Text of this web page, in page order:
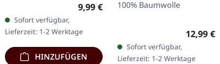
Erstauflage als DigiPak!
Kristian "Kohle"
Kohlmannslehner,…
Regulärer Preis:
9,99 €
Sofort verfügbar,
Lieferzeit: 1-2 Werktage
HINZUFÜGEN
100% Baumwolle
12,99 €
Sofort verfügbar,
Lieferzeit: 1-2 Werktage